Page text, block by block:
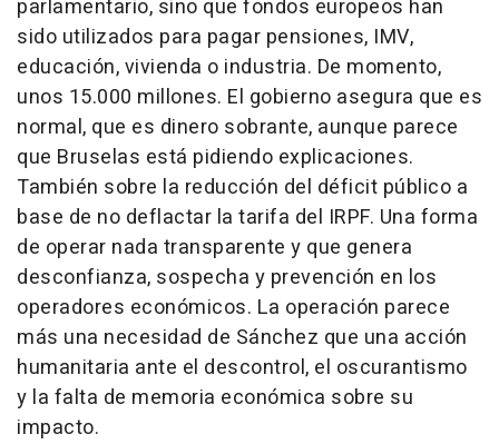
parlamentario, sino que fondos europeos han
sido utilizados para pagar pensiones, IMV,
educación, vivienda o industria. De momento,
unos 15.000 millones. El gobierno asegura que es
normal, que es dinero sobrante, aunque parece
que Bruselas está pidiendo explicaciones.
También sobre la reducción del déficit público a
base de no deflactar la tarifa del IRPF. Una forma
de operar nada transparente y que genera
desconfianza, sospecha y prevención en los
operadores económicos. La operación parece
más una necesidad de Sánchez que una acción
humanitaria ante el descontrol, el oscurantismo
y la falta de memoria económica sobre su
impacto.